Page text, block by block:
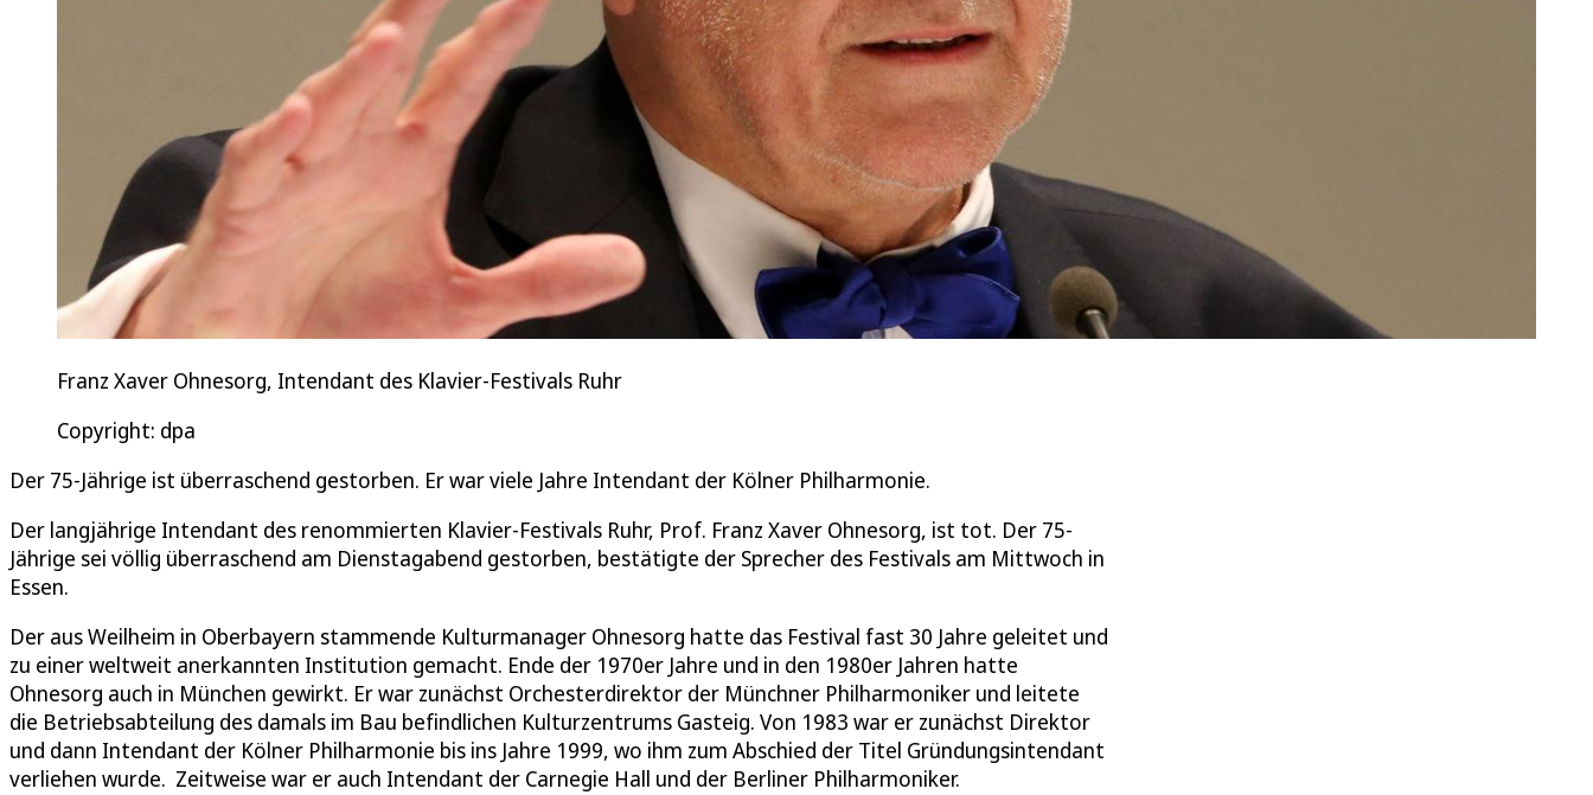
Franz Xaver Ohnesorg, Intendant des Klavier-Festivals Ruhr
Copyright: dpa
Der 75-Jährige ist überraschend gestorben. Er war viele Jahre Intendant der Kölner Philharmonie.
Der langjährige Intendant des renommierten Klavier-Festivals Ruhr, Prof. Franz Xaver Ohnesorg, ist tot. Der 75-
Jährige sei völlig überraschend am Dienstagabend gestorben, bestätigte der Sprecher des Festivals am Mittwoch in
Essen.
Der aus Weilheim in Oberbayern stammende Kulturmanager Ohnesorg hatte das Festival fast 30 Jahre geleitet und
zu einer weltweit anerkannten Institution gemacht. Ende der 1970er Jahre und in den 1980er Jahren hatte
Ohnesorg auch in München gewirkt. Er war zunächst Orchesterdirektor der Münchner Philharmoniker und leitete
die Betriebsabteilung des damals im Bau befindlichen Kulturzentrums Gasteig. Von 1983 war er zunächst Direktor
und dann Intendant der Kölner Philharmonie bis ins Jahre 1999, wo ihm zum Abschied der Titel Gründungsintendant
verliehen wurde. Zeitweise war er auch Intendant der Carnegie Hall und der Berliner Philharmoniker.